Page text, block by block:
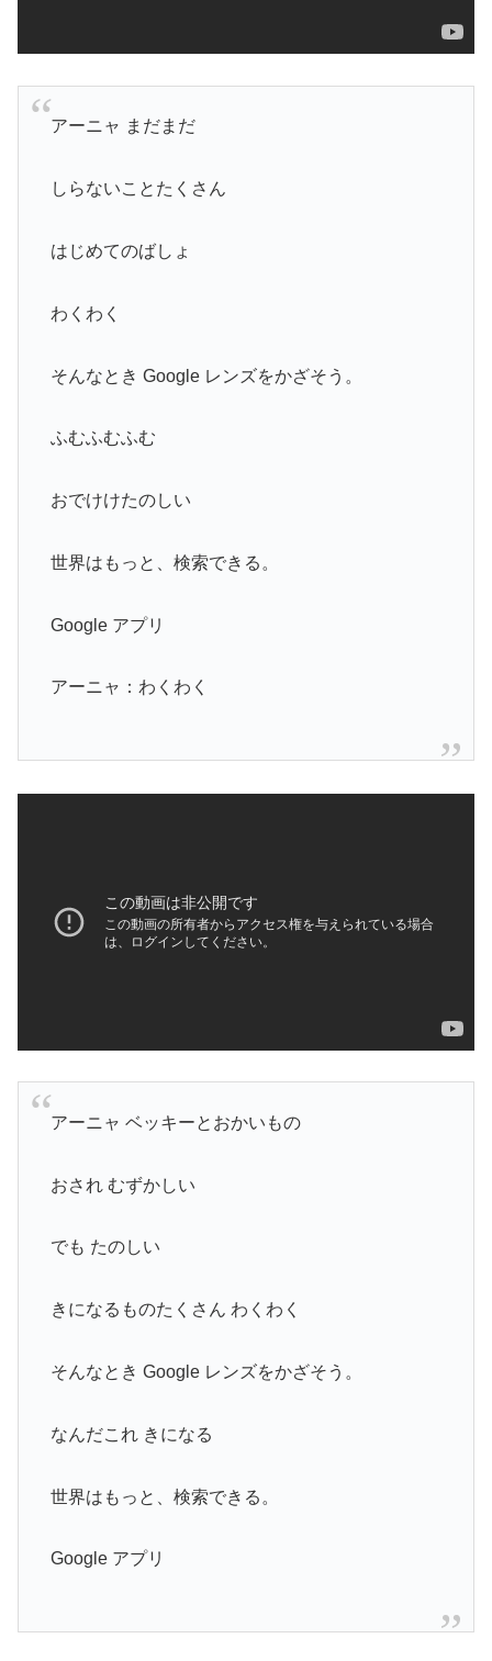
アーニャ まだまだ
しらないことたくさん
はじめてのばしょ
わくわく
そんなとき Google レンズをかざそう。
ふむふむふむ
おでけけたのしい
世界はもっと、検索できる。
Google アプリ
アーニャ：わくわく
アーニャ ベッキーとおかいもの
おされ むずかしい
でも たのしい
きになるものたくさん わくわく
そんなとき Google レンズをかざそう。
なんだこれ きになる
世界はもっと、検索できる。
Google アプリ